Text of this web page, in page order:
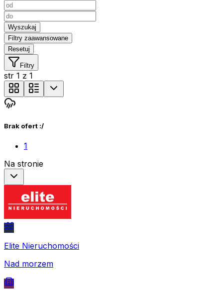
Wyszukaj
Filtry zaawansowane
Resetuj
Filtry
str 1 z 1
Brak ofert :/
1
Na stronie
Elite Nieruchomości
Nad morzem